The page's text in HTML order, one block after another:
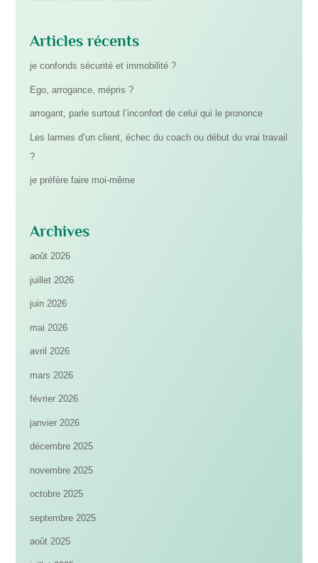
Articles récents
je confonds sécurité et immobilité ?
Ego, arrogance, mépris ?
arrogant, parle surtout l’inconfort de celui qui le prononce
Les larmes d’un client, échec du coach ou début du vrai travail
?
je préfère faire moi-même
Archives
août 2026
juillet 2026
juin 2026
mai 2026
avril 2026
mars 2026
février 2026
janvier 2026
décembre 2025
novembre 2025
octobre 2025
septembre 2025
août 2025